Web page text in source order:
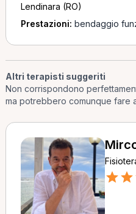
Lendinara (RO)
Prestazioni: bendaggio
Altri terapisti suggeriti
Non corrispondono
ma potrebbero comunque fare